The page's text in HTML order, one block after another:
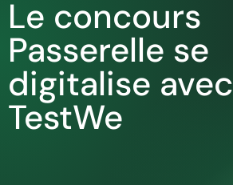
Le concours
Passerelle se
digitalise avec
TestWe